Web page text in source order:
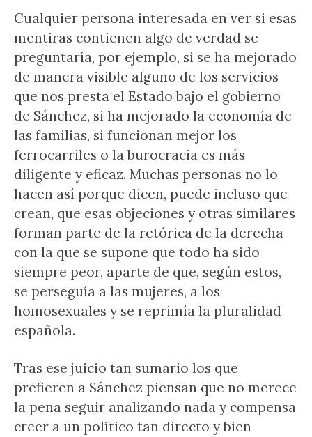
Cualquier persona interesada en ver si esas
mentiras contienen algo de verdad se
preguntaría, por ejemplo, si se ha mejorado
de manera visible alguno de los servicios
que nos presta el Estado bajo el gobierno
de Sánchez, si ha mejorado la economía de
las familias, si funcionan mejor los
ferrocarriles o la burocracia es más
diligente y eficaz. Muchas personas no lo
hacen así porque dicen, puede incluso que
crean, que esas objeciones y otras similares
forman parte de la retórica de la derecha
con la que se supone que todo ha sido
siempre peor, aparte de que, según estos,
se perseguía a las mujeres, a los
homosexuales y se reprimía la pluralidad
española.
Tras ese juicio tan sumario los que
prefieren a Sánchez piensan que no merece
la pena seguir analizando nada y compensa
creer a un político tan directo y bien